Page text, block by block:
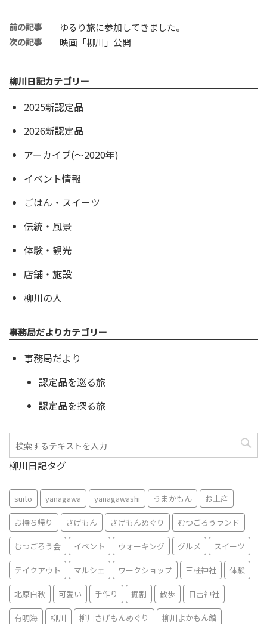
前の記事 ゆるり旅に参加してきました。
次の記事 映画「柳川」公開
柳川日記カテゴリー
2025新認定品
2026新認定品
アーカイブ(〜2020年)
イベント情報
ごはん・スイーツ
伝統・風景
体験・観光
店舗・施設
柳川の人
事務局だよりカテゴリー
事務局だより
認定品を巡る旅
認定品を探る旅
柳川日記タグ
suito yanagawa yanagawashi うまかもん お土産
お持ち帰り さげもん さげもんめぐり むつごろうランド
むつごろう会 イベント ウォーキング グルメ スイーツ
テイクアウト マルシェ ワークショップ 三柱神社 体験
北原白秋 可愛い 手作り 掘割 散歩 日吉神社
有明海 柳川 柳川さげもんめぐり 柳川よかもん館